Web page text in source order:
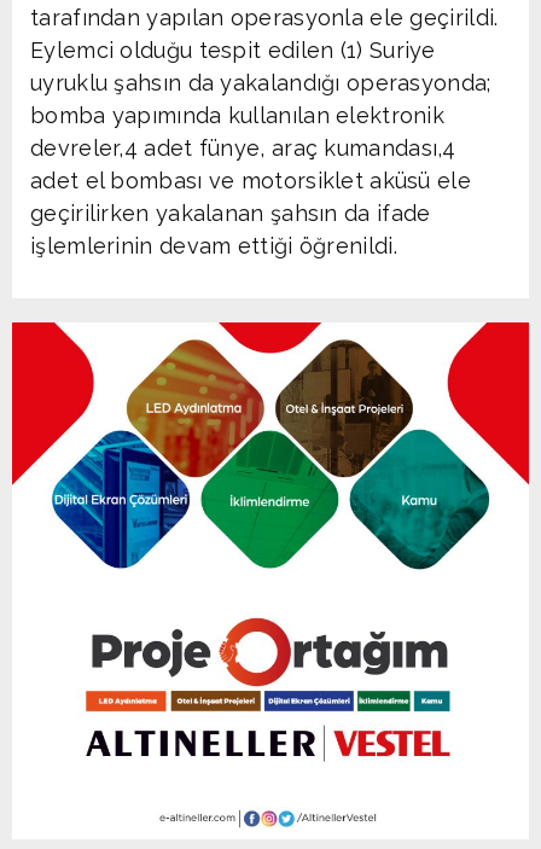
tarafından yapılan operasyonla ele geçirildi.
Eylemci olduğu tespit edilen (1) Suriye
uyruklu şahsın da yakalandığı operasyonda;
bomba yapımında kullanılan elektronik
devreler,4 adet fünye, araç kumandası,4
adet el bombası ve motorsiklet aküsü ele
geçirilirken yakalanan şahsın da ifade
işlemlerinin devam ettiği öğrenildi.